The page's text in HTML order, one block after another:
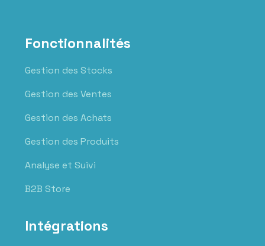
Fonctionnalités
Gestion des Stocks
Gestion des Ventes
Gestion des Achats
Gestion des Produits
Analyse et Suivi
B2B Store
Intégrations